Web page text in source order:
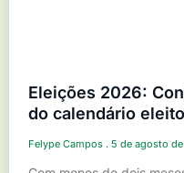
Eleições 2026:
do calendário
Felype Campos 5 de agosto